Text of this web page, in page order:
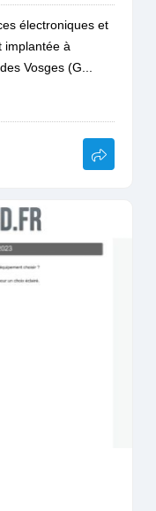
électroniques et
implantée à
Vosges (G...